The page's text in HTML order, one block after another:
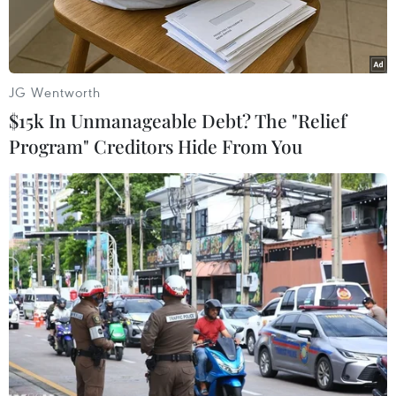
Anh đang bế tắc trước ngưỡng cửa Brexit. (Nguồn:
AFP/TTXVN)
Thủ tướng Anh Theresa May ngày 29/3 cho biết,
quyết định "nghiêm trọng" của các nghị sĩ nước
này khi bác bỏ lần 3 thỏa thuận Brexit của bà
đồng nghĩa với việc Quốc hội Anh đã cạn kiệt
các phương án về cách thức Anh rời khỏi Liên
JG Wentworth
$15k In Unmanageable Debt? The "Relief
Program" Creditors Hide From You